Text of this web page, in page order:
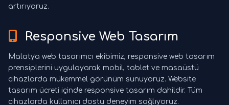
artırıyoruz.
Responsive Web Tasarım
Malatya web tasarımcı ekibimiz, responsive web tasarım
prensiplerini uygulayarak mobil, tablet ve masaüstü
cihazlarda mükemmel görünüm sunuyoruz. Website
tasarım ücreti içinde responsive tasarım dahildir. Tüm
cihazlarda kullanıcı dostu deneyim sağlıyoruz.